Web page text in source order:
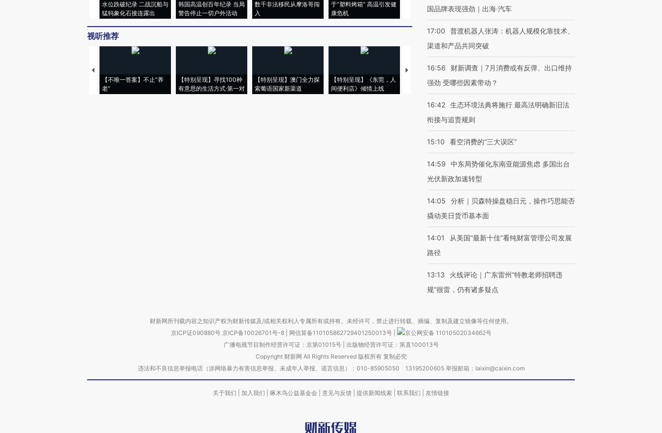
水位跌破纪录 二战沉船与
猛犸象化石接连露出
韩国高温创百年纪录 当局
警告停止一切户外活动
数千非法移民从摩洛哥闯
入
于“塑料烤箱” 高温引发健
康危机
术：是什么让中产们甘
心“花钱找虐”？
粒摇头丸 尿检体内含3种
毒品
视听推荐
【不唯一答案】不止“养
老”
【特别呈现】寻找100种
有意思的生活方式·第一对
【特别呈现】澳门全力探
索葡语国家新渠道
【特别呈现】《东莞，人
间便利店》倾情上线
【推广】走进第四届链博
会，让数智科技“链”接产
【特别呈现】寻找100种
有意思的生活方式·第三对
【商旅对话】华住集团
国品牌表现强劲｜出海·汽车
17:00
普渡机器人张涛：机器人规模化靠技术、
渠道和产品共同突破
16:56
财新调查｜7月消费或有反弹、出口维持
强劲 受哪些因素带动？
16:42 生态环境法典将施行 最高法明确新旧法
衔接与追责规则
15:10 看空消费的“三大误区”
14:59
中东局势催化东南亚能源焦虑 多国出台
光伏新政加速转型
14:05
分析｜贝森特操盘稳日元，操作巧思能否
撬动美日货币基本面
14:01
从美国“最新十佳”看纯财富管理公司发展
路径
13:13
火线评论｜广东雷州“特教老师招聘违
规”很雷，仍有诸多疑点
财新网所刊载内容之知识产权为财新传媒及/或相关权利人专属所有或持有。未经许可，禁止进行转载、摘编、复制及建立镜像等任何使用。
京ICP证090880号 京ICP备10026701号-8 网信算备110105862729401250013号
京公网安备 11010502034662号
广播电视节目制作经营许可证：京第01015号| 出版物经营许可证：第直100013号
Copyright 财新网 All Rights Reserved 版权所有 复制必究
违法和不良信息举报电话（涉网络暴力有害信息举报、未成年人举报、谣言信息）：010-85905050 13195200605 举报邮箱：laixin@caixin.com
关于我们 加入我们 啄木鸟公益基金会 意见与反馈 提供新闻线索 联系我们 友情链接